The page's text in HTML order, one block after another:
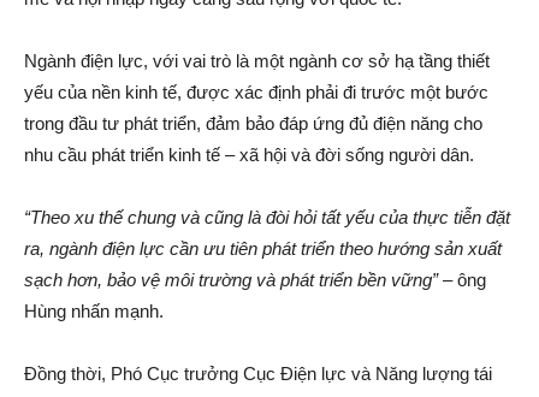
Ngành điện lực, với vai trò là một ngành cơ sở hạ tầng thiết
yếu của nền kinh tế, được xác định phải đi trước một bước
trong đầu tư phát triển, đảm bảo đáp ứng đủ điện năng cho
nhu cầu phát triển kinh tế – xã hội và đời sống người dân.
“Theo xu thế chung và cũng là đòi hỏi tất yếu của thực tiễn đặt
ra, ngành điện lực cần ưu tiên phát triển theo hướng sản xuất
sạch hơn, bảo vệ môi trường và phát triển bền vững”– ông
Hùng nhấn mạnh.
Đồng thời, Phó Cục trưởng Cục Điện lực và Năng lượng tái